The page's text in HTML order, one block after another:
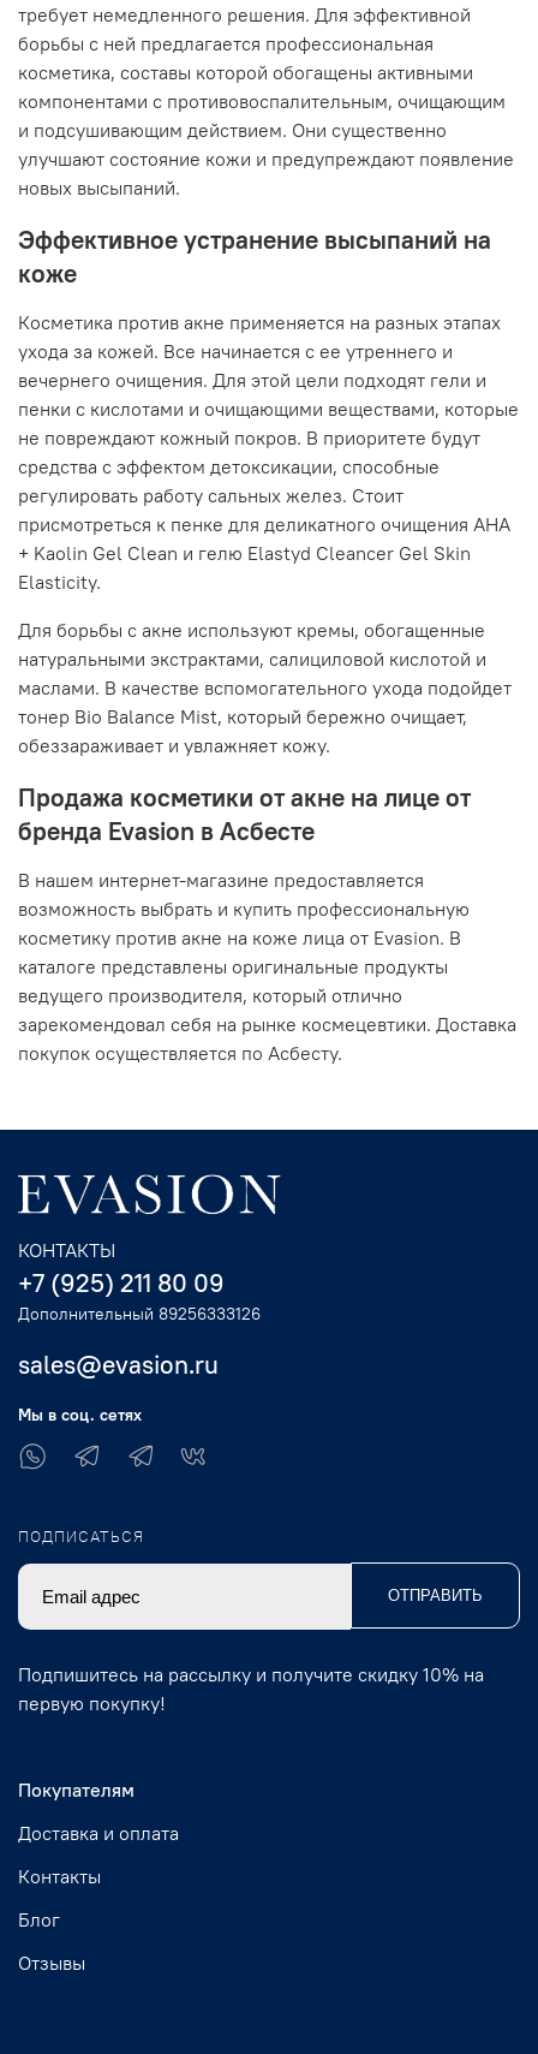
требует немедленного решения. Для эффективной
борьбы с ней предлагается профессиональная
косметика, составы которой обогащены активными
компонентами с противовоспалительным, очищающим
и подсушивающим действием. Они существенно
улучшают состояние кожи и предупреждают появление
новых высыпаний.
Эффективное устранение высыпаний на
коже
Косметика против акне применяется на разных этапах
ухода за кожей. Все начинается с ее утреннего и
вечернего очищения. Для этой цели подходят гели и
пенки с кислотами и очищающими веществами, которые
не повреждают кожный покров. В приоритете будут
средства с эффектом детоксикации, способные
регулировать работу сальных желез. Стоит
присмотреться к пенке для деликатного очищения AHA
+ Kaolin Gel Clean и гелю Elastyd Cleancer Gel Skin
Elasticity.
Для борьбы с акне используют кремы, обогащенные
натуральными экстрактами, салициловой кислотой и
маслами. В качестве вспомогательного ухода подойдет
тонер Bio Balance Mist, который бережно очищает,
обеззараживает и увлажняет кожу.
Продажа косметики от акне на лице от
бренда Evasion в Асбесте
В нашем интернет-магазине предоставляется
возможность выбрать и купить профессиональную
косметику против акне на коже лица от Evasion. В
каталоге представлены оригинальные продукты
ведущего производителя, который отлично
зарекомендовал себя на рынке космецевтики. Доставка
покупок осуществляется по Асбесту.
Покупателям
Доставка и оплата
Контакты
Блог
Отзывы
КОНТАКТЫ
+7 (925) 211 80 09
Дополнительный 89256333126
sales@evasion.ru
Мы в соц. сетях
ПОДПИСАТЬСЯ
ОТПРАВИТЬ
Подпишитесь на рассылку и получите скидку 10% на
первую покупку!